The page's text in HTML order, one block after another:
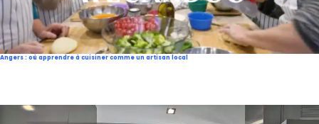
Angers : où apprendre à cuisiner comme un artisan local